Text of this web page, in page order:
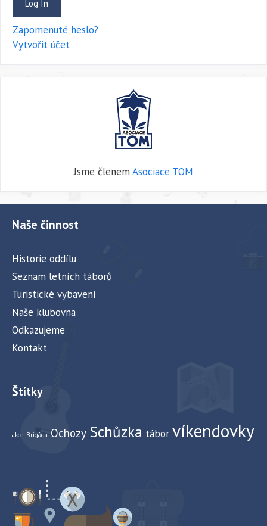
Zapomenuté heslo?
Vytvořit účet
Jsme členem Asociace TOM
Naše činnost
Historie oddílu
Seznam letních táborů
Turistické vybavení
Naše klubovna
Odkazujeme
Kontakt
Štítky
akce Brigáda Ochozy Schůzka tábor víkendovky